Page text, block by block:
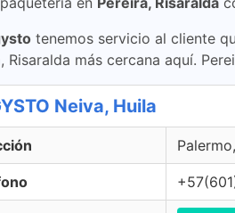
tenemos servicio al cliente
Risaralda más cercana aquí.
Neiva, Huila